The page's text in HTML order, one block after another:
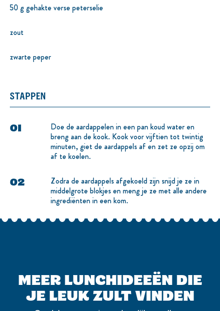
50 g gehakte verse peterselie
zout
zwarte peper
STAPPEN
Doe de aardappelen in een pan koud water en
breng aan de kook. Kook voor vijftien tot twintig
minuten, giet de aardappels af en zet ze opzij om
af te koelen.
Zodra de aardappels afgekoeld zijn snijd je ze in
middelgrote blokjes en meng je ze met alle andere
ingrediënten in een kom.
MEER LUNCHIDEEËN DIE
JE LEUK ZULT VINDEN